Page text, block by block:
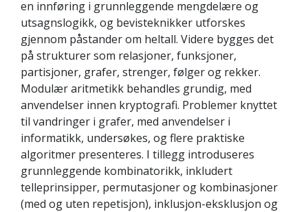
en innføring i grunnleggende mengdelære og
utsagnslogikk, og bevisteknikker utforskes
gjennom påstander om heltall. Videre bygges det
på strukturer som relasjoner, funksjoner,
partisjoner, grafer, strenger, følger og rekker.
Modulær aritmetikk behandles grundig, med
anvendelser innen kryptografi. Problemer knyttet
til vandringer i grafer, med anvendelser i
informatikk, undersøkes, og flere praktiske
algoritmer presenteres. I tillegg introduseres
grunnleggende kombinatorikk, inkludert
telleprinsipper, permutasjoner og kombinasjoner
(med og uten repetisjon), inklusjon-eksklusjon og